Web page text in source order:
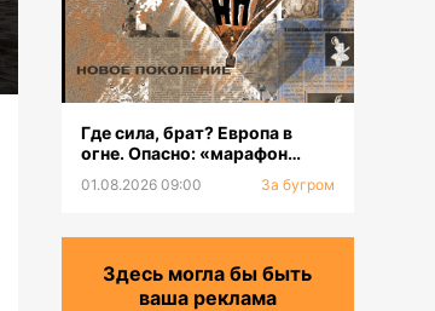
Где сила, брат? Европа в
огне. Опасно: «марафон
01.08.2026 09:00 За бугром
Здесь могла бы быть
ваша реклама